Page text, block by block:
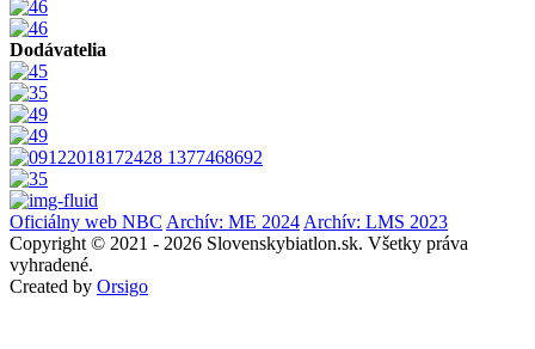
Dodávatelia
Oficiálny web NBC Archív: ME 2024 Archív: LMS 2023
Copyright © 2021 - 2026 Slovenskybiatlon.sk. Všetky práva
vyhradené.
Created by Orsigo